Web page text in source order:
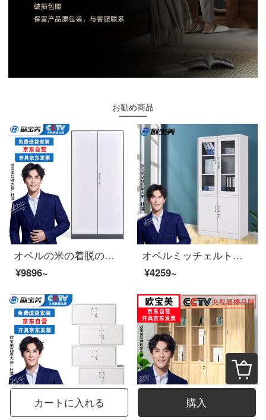
お勧め商品
オペルの米の着脱のチェイストの資料の箱の書類棚の鋼製の鉄の皮の箱の財務の証明の箱の1850*900*400
¥9896~
オペルミッチェルトオフィスキャビネット鋼製の鉄の皮のキャビネットの資料棚の信用状のファイルキャビネット
¥4259~
カートに入れる 購入